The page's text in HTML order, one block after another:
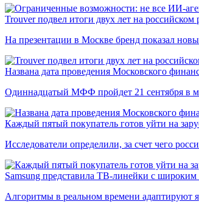
Trouver подвел итоги двух лет на российском
На презентации в Москве бренд показал
Названа дата проведения Московского
Одиннадцатый МФФ пройдет 21 сентября в
Каждый пятый покупатель готов уйти на
Исследователи определили, за счет чего
Samsung представила ТВ-линейки с
Алгоритмы в реальном времени адаптируют